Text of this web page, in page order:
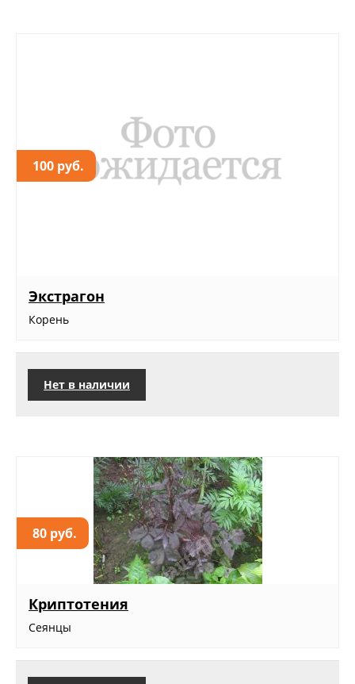
100 руб.
Экстрагон
Корень
Нет в наличии
80 руб.
Криптотения
Сеянцы